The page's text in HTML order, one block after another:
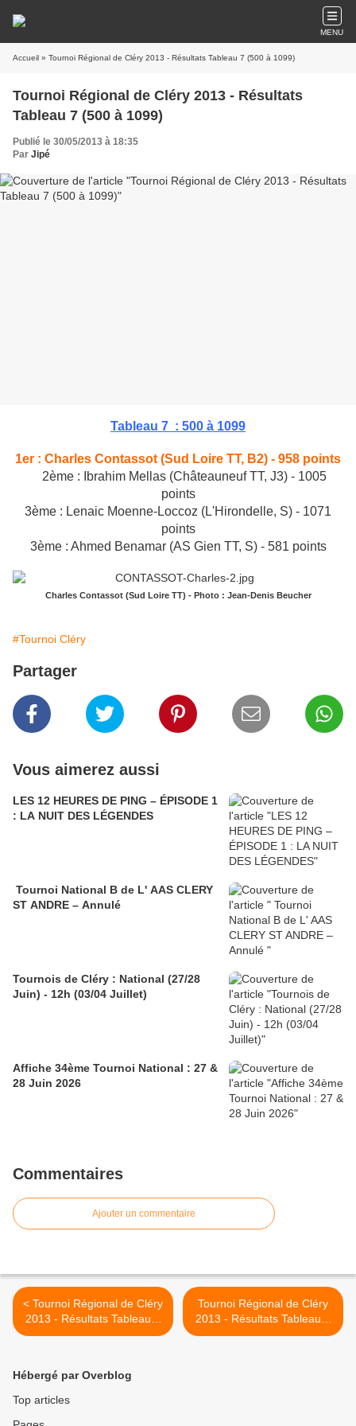
MENU
Accueil » Tournoi Régional de Cléry 2013 - Résultats Tableau 7 (500 à 1099)
Tournoi Régional de Cléry 2013 - Résultats
Tableau 7 (500 à 1099)
Publié le 30/05/2013 à 18:35
Par Jipé
Tableau 7 : 500 à 1099
1er : Charles Contassot (Sud Loire TT, B2) - 958 points
2ème : Ibrahim Mellas (Châteauneuf TT, J3) - 1005
points
3ème : Lenaic Moenne-Loccoz (L'Hirondelle, S) - 1071
points
3ème : Ahmed Benamar (AS Gien TT, S) - 581 points
Charles Contassot (Sud Loire TT) - Photo : Jean-Denis Beucher
#Tournoi Cléry
Partager
Vous aimerez aussi
LES 12 HEURES DE PING – ÉPISODE 1
: LA NUIT DES LÉGENDES
Tournoi National B de L' AAS CLERY
ST ANDRE – Annulé
Tournois de Cléry : National (27/28
Juin) - 12h (03/04 Juillet)
Affiche 34ème Tournoi National : 27 &
28 Juin 2026
Commentaires
Ajouter un commentaire
< Tournoi Régional de Cléry
2013 - Résultats Tableau 6
(CD 2499 Maxi)
Tournoi Régional de Cléry
2013 - Résultats Tableau 8
(1100 à 1699) >
Hébergé par Overblog
Top articles